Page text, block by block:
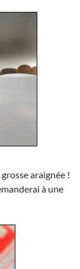
araignée !
à une